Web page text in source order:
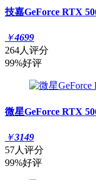
技嘉GeForce RTX
￥4699
264人评分
99%好评
微星GeForce RTX
￥3149
57人评分
99%好评